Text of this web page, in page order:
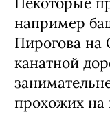
например
Пирогова на
канатной
прохожих на